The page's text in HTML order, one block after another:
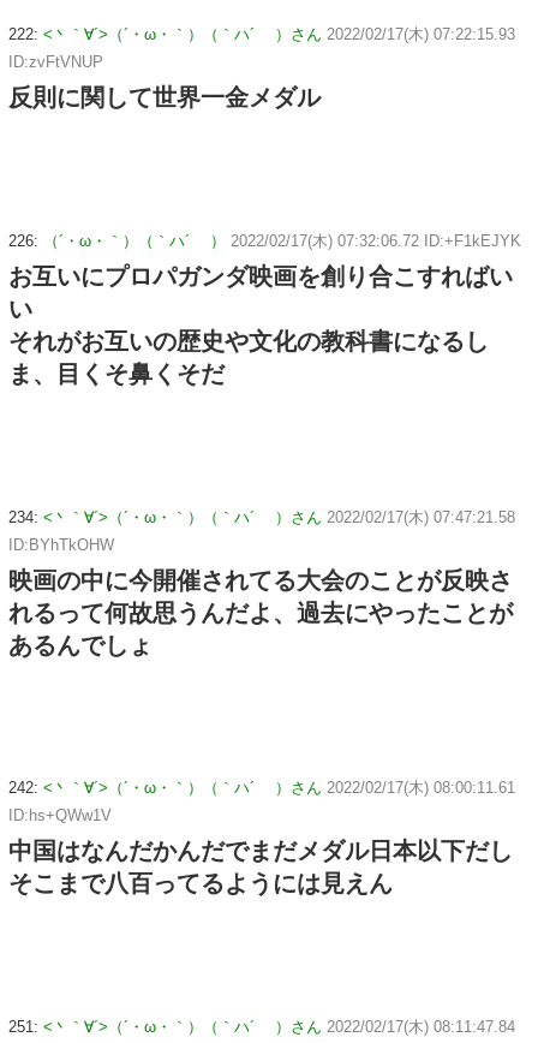
222: <丶｀∀´>（´・ω・｀）（｀ハ´ ）さん 2022/02/17(木) 07:22:15.93
ID:zvFtVNUP
反則に関して世界一金メダル
226: （´・ω・｀）（｀ハ´ ） 2022/02/17(木) 07:32:06.72 ID:+F1kEJYK
お互いにプロパガンダ映画を創り合こすればい
い
それがお互いの歴史や文化の教科書になるし
ま、目くそ鼻くそだ
234: <丶｀∀´>（´・ω・｀）（｀ハ´ ）さん 2022/02/17(木) 07:47:21.58
ID:BYhTkOHW
映画の中に今開催されてる大会のことが反映さ
れるって何故思うんだよ、過去にやったことが
あるんでしょ
242: <丶｀∀´>（´・ω・｀）（｀ハ´ ）さん 2022/02/17(木) 08:00:11.61
ID:hs+QWw1V
中国はなんだかんだでまだメダル日本以下だし
そこまで八百ってるようには見えん
251: <丶｀∀´>（´・ω・｀）（｀ハ´ ）さん 2022/02/17(木) 08:11:47.84